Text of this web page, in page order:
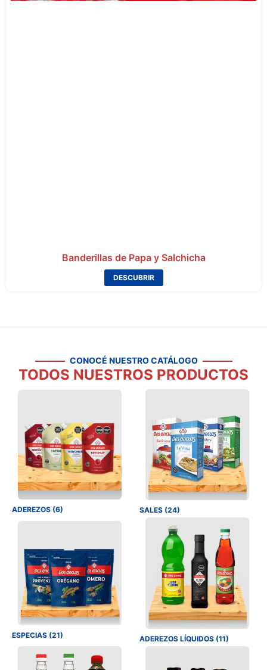
Banderillas de Papa y Salchicha
DESCUBRIR
CONOCÉ NUESTRO CATÁLOGO
TODOS NUESTROS PRODUCTOS
ADEREZOS (6) SALES (24)
ESPECIAS (21) ADEREZOS LÍQUIDOS (11)